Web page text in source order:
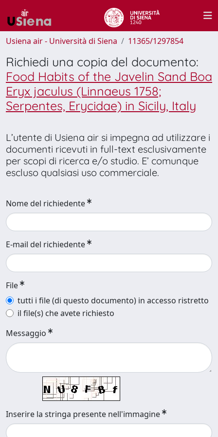
Usiena air - Università di Siena 11365/1297854
Richiedi una copia del documento:
Food Habits of the Javelin Sand Boa
Eryx jaculus (Linnaeus 1758;
Serpentes, Erycidae) in Sicily, Italy
L’utente di Usiena air si impegna ad utilizzare i
documenti ricevuti in full-text esclusivamente
per scopi di ricerca e/o studio. E’ comunque
escluso qualsiasi uso commerciale.
Nome del richiedente
E-mail del richiedente
File
tutti i file (di questo documento) in accesso ristretto
il file(s) che avete richiesto
Messaggio
Inserire la stringa presente nell'immagine